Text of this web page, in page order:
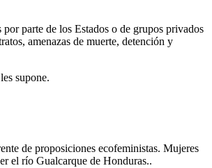
parte de los Estados o de grupos privados
amenazas de muerte, detención y
supone.
de proposiciones ecofeministas. Mujeres
el río Gualcarque de Honduras..